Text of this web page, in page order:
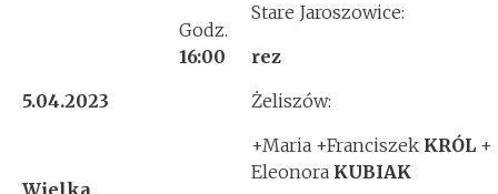
5.04.2023
Wielka
Godz.
16:00
Stare Jaroszowice:
rez
Żeliszów:
+Maria +Franciszek KRÓL +
Eleonora KUBIAK